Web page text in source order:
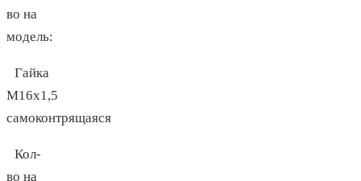
во на
модель:
Гайка
М16х1,5
самоконтрящаяся
Кол-
во на